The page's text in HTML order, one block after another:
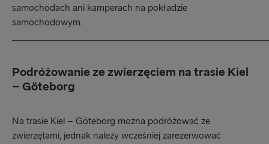
samochodach ani kamperach na pokładzie
samochodowym.
Podróżowanie ze zwierzęciem na trasie Kiel
– Göteborg
Na trasie Kiel – Göteborg można podróżować ze
zwierzętami, jednak należy wcześniej zarezerwować